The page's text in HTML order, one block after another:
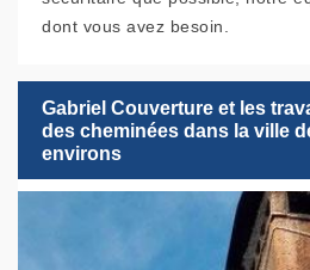
dont vous avez besoin.
Gabriel Couverture et les
des cheminées dans la ville
environs